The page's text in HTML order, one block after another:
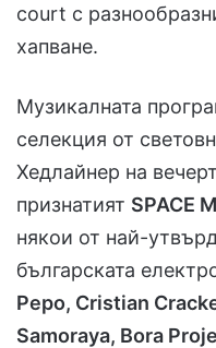
court с
хапване.
Музикалната
селекция от
Хедлайнер на
признатият SPACE
някои от най-
българската
Pepo, Cristian
Samoraya, Bora